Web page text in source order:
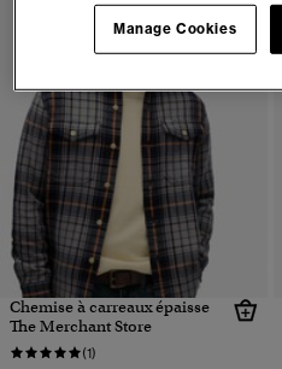
Chemise à carreaux épaisse
The Merchant Store
(1)
Manage Cookies